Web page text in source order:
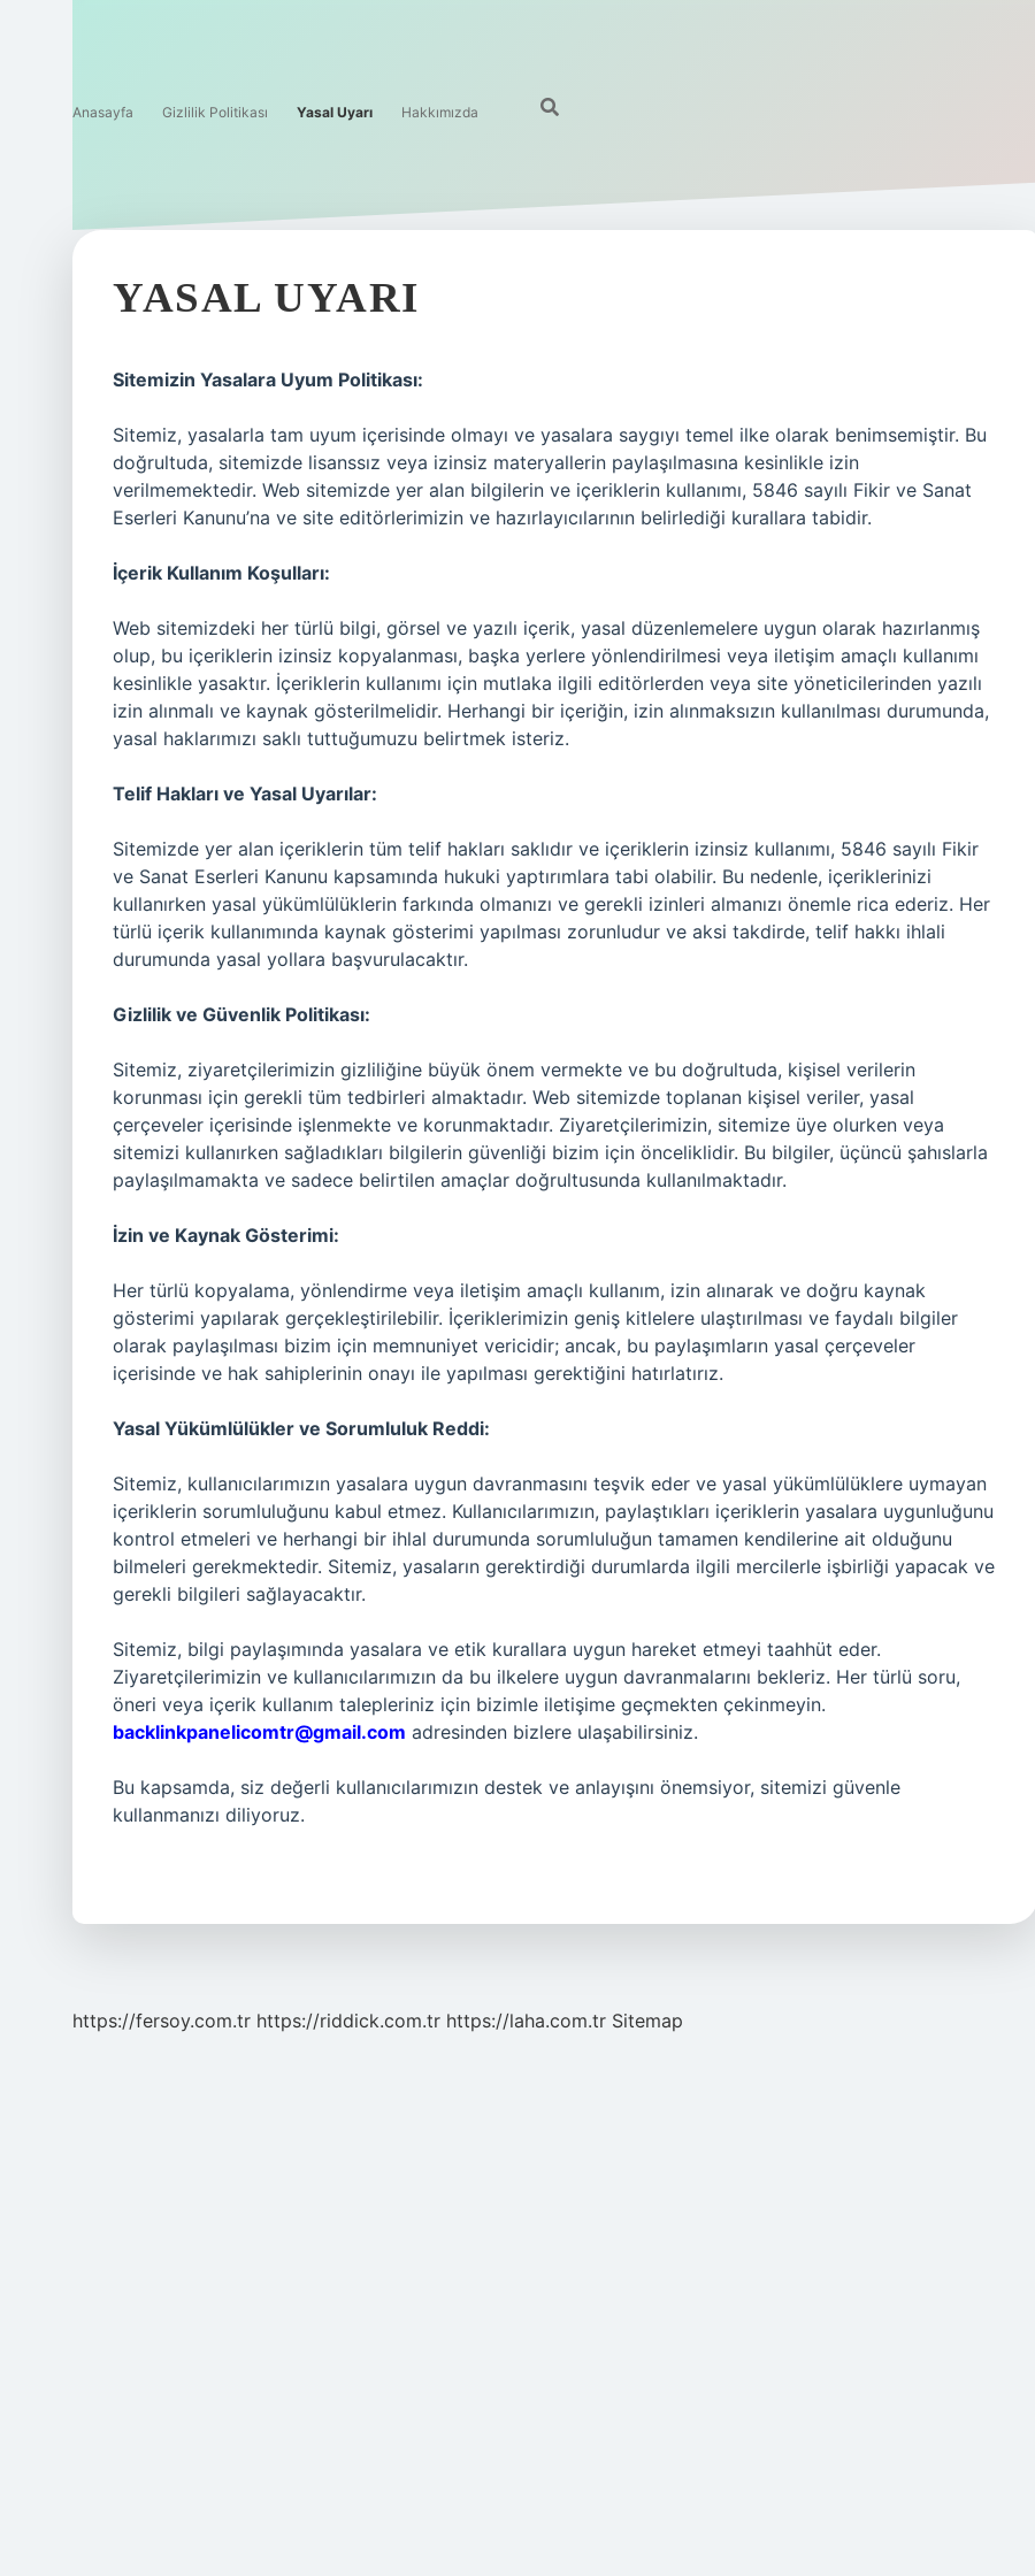
Anasayfa Gizlilik Politikası Yasal Uyarı Hakkımızda
YASAL UYARI
Sitemizin Yasalara Uyum Politikası:
Sitemiz, yasalarla tam uyum içerisinde olmayı ve yasalara saygıyı temel ilke olarak benimsemiştir. Bu
doğrultuda, sitemizde lisanssız veya izinsiz materyallerin paylaşılmasına kesinlikle izin
verilmemektedir. Web sitemizde yer alan bilgilerin ve içeriklerin kullanımı, 5846 sayılı Fikir ve Sanat
Eserleri Kanunu’na ve site editörlerimizin ve hazırlayıcılarının belirlediği kurallara tabidir.
İçerik Kullanım Koşulları:
Web sitemizdeki her türlü bilgi, görsel ve yazılı içerik, yasal düzenlemelere uygun olarak hazırlanmış
olup, bu içeriklerin izinsiz kopyalanması, başka yerlere yönlendirilmesi veya iletişim amaçlı kullanımı
kesinlikle yasaktır. İçeriklerin kullanımı için mutlaka ilgili editörlerden veya site yöneticilerinden yazılı
izin alınmalı ve kaynak gösterilmelidir. Herhangi bir içeriğin, izin alınmaksızın kullanılması durumunda,
yasal haklarımızı saklı tuttuğumuzu belirtmek isteriz.
Telif Hakları ve Yasal Uyarılar:
Sitemizde yer alan içeriklerin tüm telif hakları saklıdır ve içeriklerin izinsiz kullanımı, 5846 sayılı Fikir
ve Sanat Eserleri Kanunu kapsamında hukuki yaptırımlara tabi olabilir. Bu nedenle, içeriklerinizi
kullanırken yasal yükümlülüklerin farkında olmanızı ve gerekli izinleri almanızı önemle rica ederiz. Her
türlü içerik kullanımında kaynak gösterimi yapılması zorunludur ve aksi takdirde, telif hakkı ihlali
durumunda yasal yollara başvurulacaktır.
Gizlilik ve Güvenlik Politikası:
Sitemiz, ziyaretçilerimizin gizliliğine büyük önem vermekte ve bu doğrultuda, kişisel verilerin
korunması için gerekli tüm tedbirleri almaktadır. Web sitemizde toplanan kişisel veriler, yasal
çerçeveler içerisinde işlenmekte ve korunmaktadır. Ziyaretçilerimizin, sitemize üye olurken veya
sitemizi kullanırken sağladıkları bilgilerin güvenliği bizim için önceliklidir. Bu bilgiler, üçüncü şahıslarla
paylaşılmamakta ve sadece belirtilen amaçlar doğrultusunda kullanılmaktadır.
İzin ve Kaynak Gösterimi:
Her türlü kopyalama, yönlendirme veya iletişim amaçlı kullanım, izin alınarak ve doğru kaynak
gösterimi yapılarak gerçekleştirilebilir. İçeriklerimizin geniş kitlelere ulaştırılması ve faydalı bilgiler
olarak paylaşılması bizim için memnuniyet vericidir; ancak, bu paylaşımların yasal çerçeveler
içerisinde ve hak sahiplerinin onayı ile yapılması gerektiğini hatırlatırız.
Yasal Yükümlülükler ve Sorumluluk Reddi:
Sitemiz, kullanıcılarımızın yasalara uygun davranmasını teşvik eder ve yasal yükümlülüklere uymayan
içeriklerin sorumluluğunu kabul etmez. Kullanıcılarımızın, paylaştıkları içeriklerin yasalara uygunluğunu
kontrol etmeleri ve herhangi bir ihlal durumunda sorumluluğun tamamen kendilerine ait olduğunu
bilmeleri gerekmektedir. Sitemiz, yasaların gerektirdiği durumlarda ilgili mercilerle işbirliği yapacak ve
gerekli bilgileri sağlayacaktır.
Sitemiz, bilgi paylaşımında yasalara ve etik kurallara uygun hareket etmeyi taahhüt eder.
Ziyaretçilerimizin ve kullanıcılarımızın da bu ilkelere uygun davranmalarını bekleriz. Her türlü soru,
öneri veya içerik kullanım talepleriniz için bizimle iletişime geçmekten çekinmeyin.
backlinkpanelicomtr@gmail.com adresinden bizlere ulaşabilirsiniz.
Bu kapsamda, siz değerli kullanıcılarımızın destek ve anlayışını önemsiyor, sitemizi güvenle
kullanmanızı diliyoruz.
https://fersoy.com.tr https://riddick.com.tr https://laha.com.tr Sitemap